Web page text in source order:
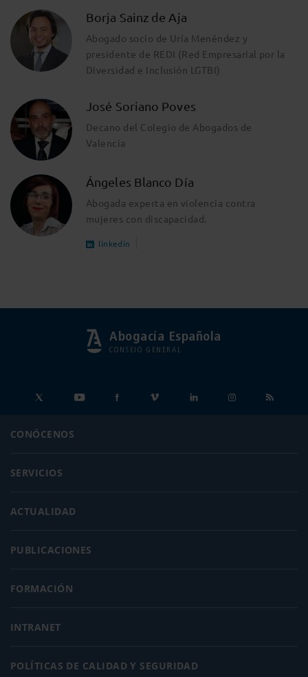
Borja Sainz de Aja
Abogado socio de Uría Menéndez y
presidente de REDI (Red Empresarial por la
Diversidad e Inclusión LGTBI)
José Soriano Poves
Decano del Colegio de Abogados de
Valencia
Ángeles Blanco Día
Abogada experta en violencia contra
mujeres con discapacidad.
linkedin
Abogacía Española
CONSEJO GENERAL
CONÓCENOS
SERVICIOS
ACTUALIDAD
PUBLICACIONES
FORMACIÓN
INTRANET
POLÍTICAS DE CALIDAD Y SEGURIDAD